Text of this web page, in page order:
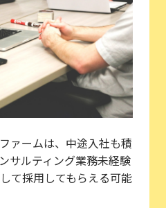
ァームは、中途入社も積
サルティング業務未経験
て採用してもらえる可能